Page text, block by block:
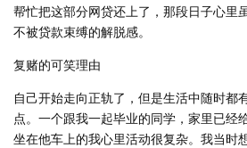
帮忙把这部分网贷还上了，那段日子心里
不被贷款束缚的解脱感。
复赌的可笑理由
自己开始走向正轨了，但是生活中随时都
点。一个跟我一起毕业的同学，家里已经
坐在他车上的我心里活动很复杂。我当时